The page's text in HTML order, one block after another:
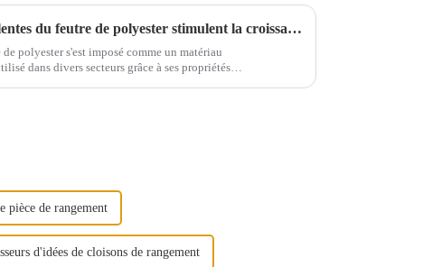
Les applications polyvalentes du feutre de polyester stimulent la croissance de l'industrie
polyester s'est imposé comme un matériau
dans divers secteurs grâce à ses propriétés
pièce de rangement
d'idées de cloisons de rangement